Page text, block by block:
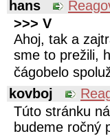
hans
>>> V
Ahoj, tak a
sme to prežili,
čágobelo
kovboj
Túto stránku
budeme ročný